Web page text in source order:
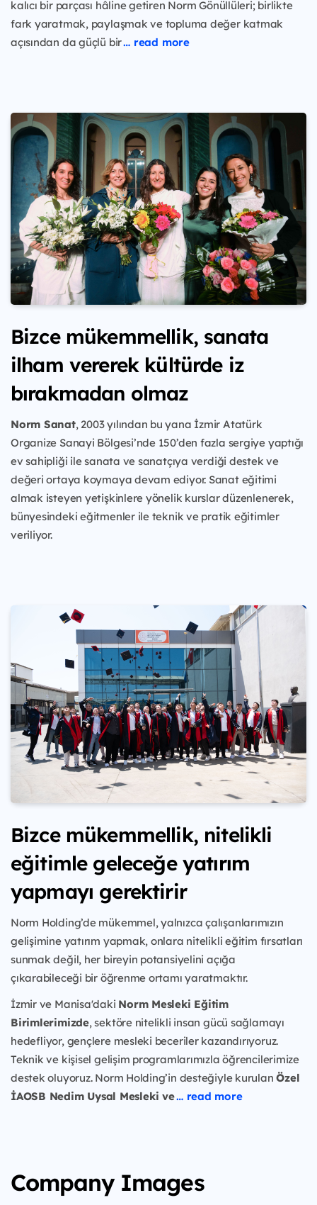
kalıcı bir parçası hâline getiren Norm Gönüllüleri; birlikte
fark yaratmak, paylaşmak ve topluma değer katmak
açısından da güçlü bir… read more
Bizce mükemmellik, sanata
ilham vererek kültürde iz
bırakmadan olmaz
Norm Sanat, 2003 yılından bu yana İzmir Atatürk
Organize Sanayi Bölgesi’nde 150’den fazla sergiye yaptığı
ev sahipliği ile sanata ve sanatçıya verdiği destek ve
değeri ortaya koymaya devam ediyor. Sanat eğitimi
almak isteyen yetişkinlere yönelik kurslar düzenlenerek,
bünyesindeki eğitmenler ile teknik ve pratik eğitimler
veriliyor.
Bizce mükemmellik, nitelikli
eğitimle geleceğe yatırım
yapmayı gerektirir
Norm Holding’de mükemmel, yalnızca çalışanlarımızın
gelişimine yatırım yapmak, onlara nitelikli eğitim fırsatları
sunmak değil, her bireyin potansiyelini açığa
çıkarabileceği bir öğrenme ortamı yaratmaktır.
İzmir ve Manisa'daki Norm Mesleki Eğitim
Birimlerimizde, sektöre nitelikli insan gücü sağlamayı
hedefliyor, gençlere mesleki beceriler kazandırıyoruz.
Teknik ve kişisel gelişim programlarımızla öğrencilerimize
destek oluyoruz. Norm Holding’in desteğiyle kurulanÖzel
İAOSB Nedim Uysal Mesleki ve… read more
Company Images